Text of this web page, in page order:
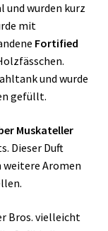
und wurden kurz
mit
Fortified
und wurde
gefüllt.
Muskateller
Dieser Duft
weitere Aromen
Bros. vielleicht